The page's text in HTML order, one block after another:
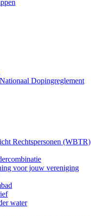
Dopingreglement
Rechtspersonen (WBTR)
voor jouw vereniging
water